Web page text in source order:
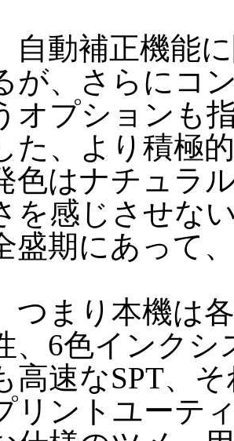
自動補正機能
が、さらにコ
オプションも
た、より積極
色はナチュラ
を感じさせな
盛期にあって
つまり本機は
、6色インクシ
高速なSPT、
リントユーテ